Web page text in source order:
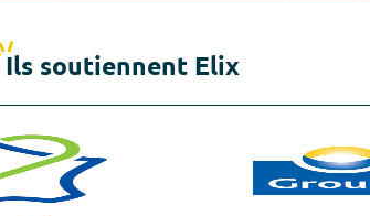
Ils soutiennent Elix